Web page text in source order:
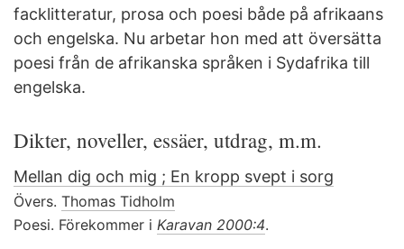
facklitteratur, prosa och poesi både på afrikaans
och engelska. Nu arbetar hon med att översätta
poesi från de afrikanska språken i Sydafrika till
engelska.
Dikter, noveller, essäer, utdrag, m.m.
Mellan dig och mig ; En kropp svept i sorg
Övers. Thomas Tidholm
Poesi. Förekommer i Karavan 2000:4.